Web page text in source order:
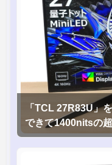
「TCL 27R83U」
できて1400nitsの